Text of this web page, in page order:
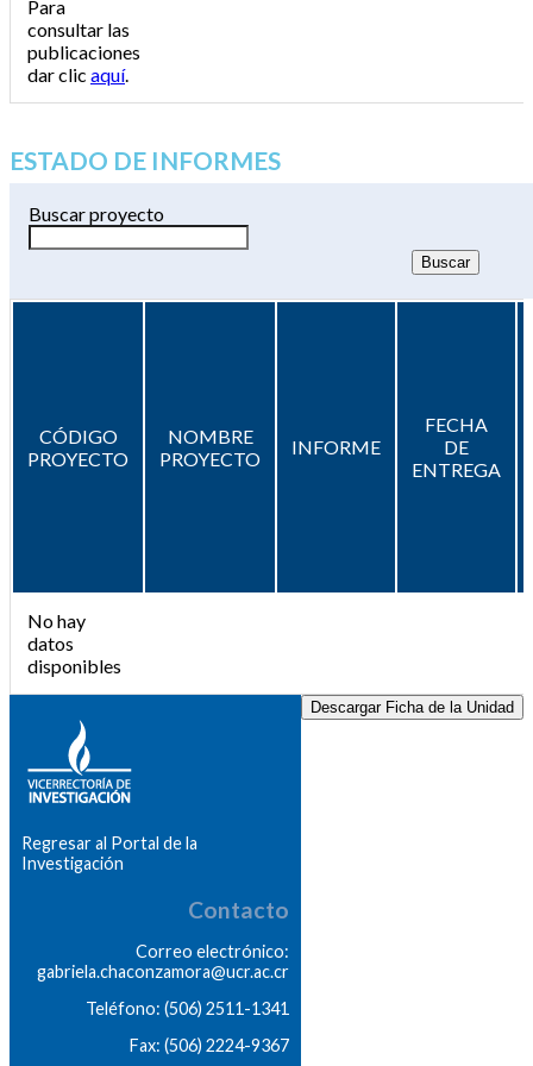
Para
consultar las
publicaciones
dar clic aquí.
ESTADO DE INFORMES
Buscar proyecto
CÓDIGO
PROYECTO
NOMBRE
PROYECTO
INFORME
FECHA
DE
ENTREGA
No hay
datos
disponibles
Descargar Ficha de la Unidad
Regresar al Portal de la
Investigación
Contacto
Correo electrónico:
gabriela.chaconzamora@ucr.ac.cr
Teléfono: (506) 2511-1341
Fax: (506) 2224-9367